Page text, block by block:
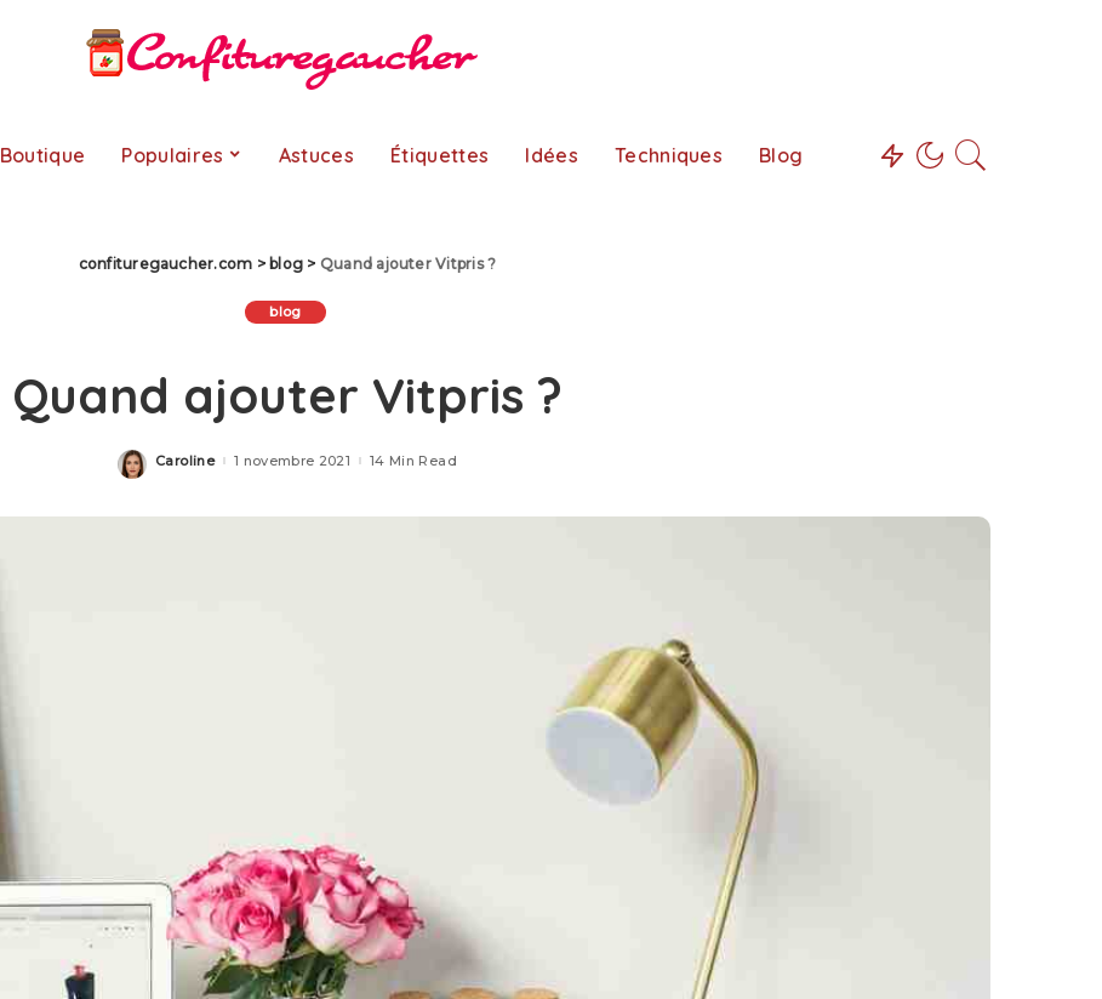
Boutique Populaires Astuces Étiquettes Idées Techniques Blog
confituregaucher.com >blog > Quand ajouter Vitpris ?
blog
Quand ajouter Vitpris ?
Posted
Caroline 1 novembre 2021 14 Min Read